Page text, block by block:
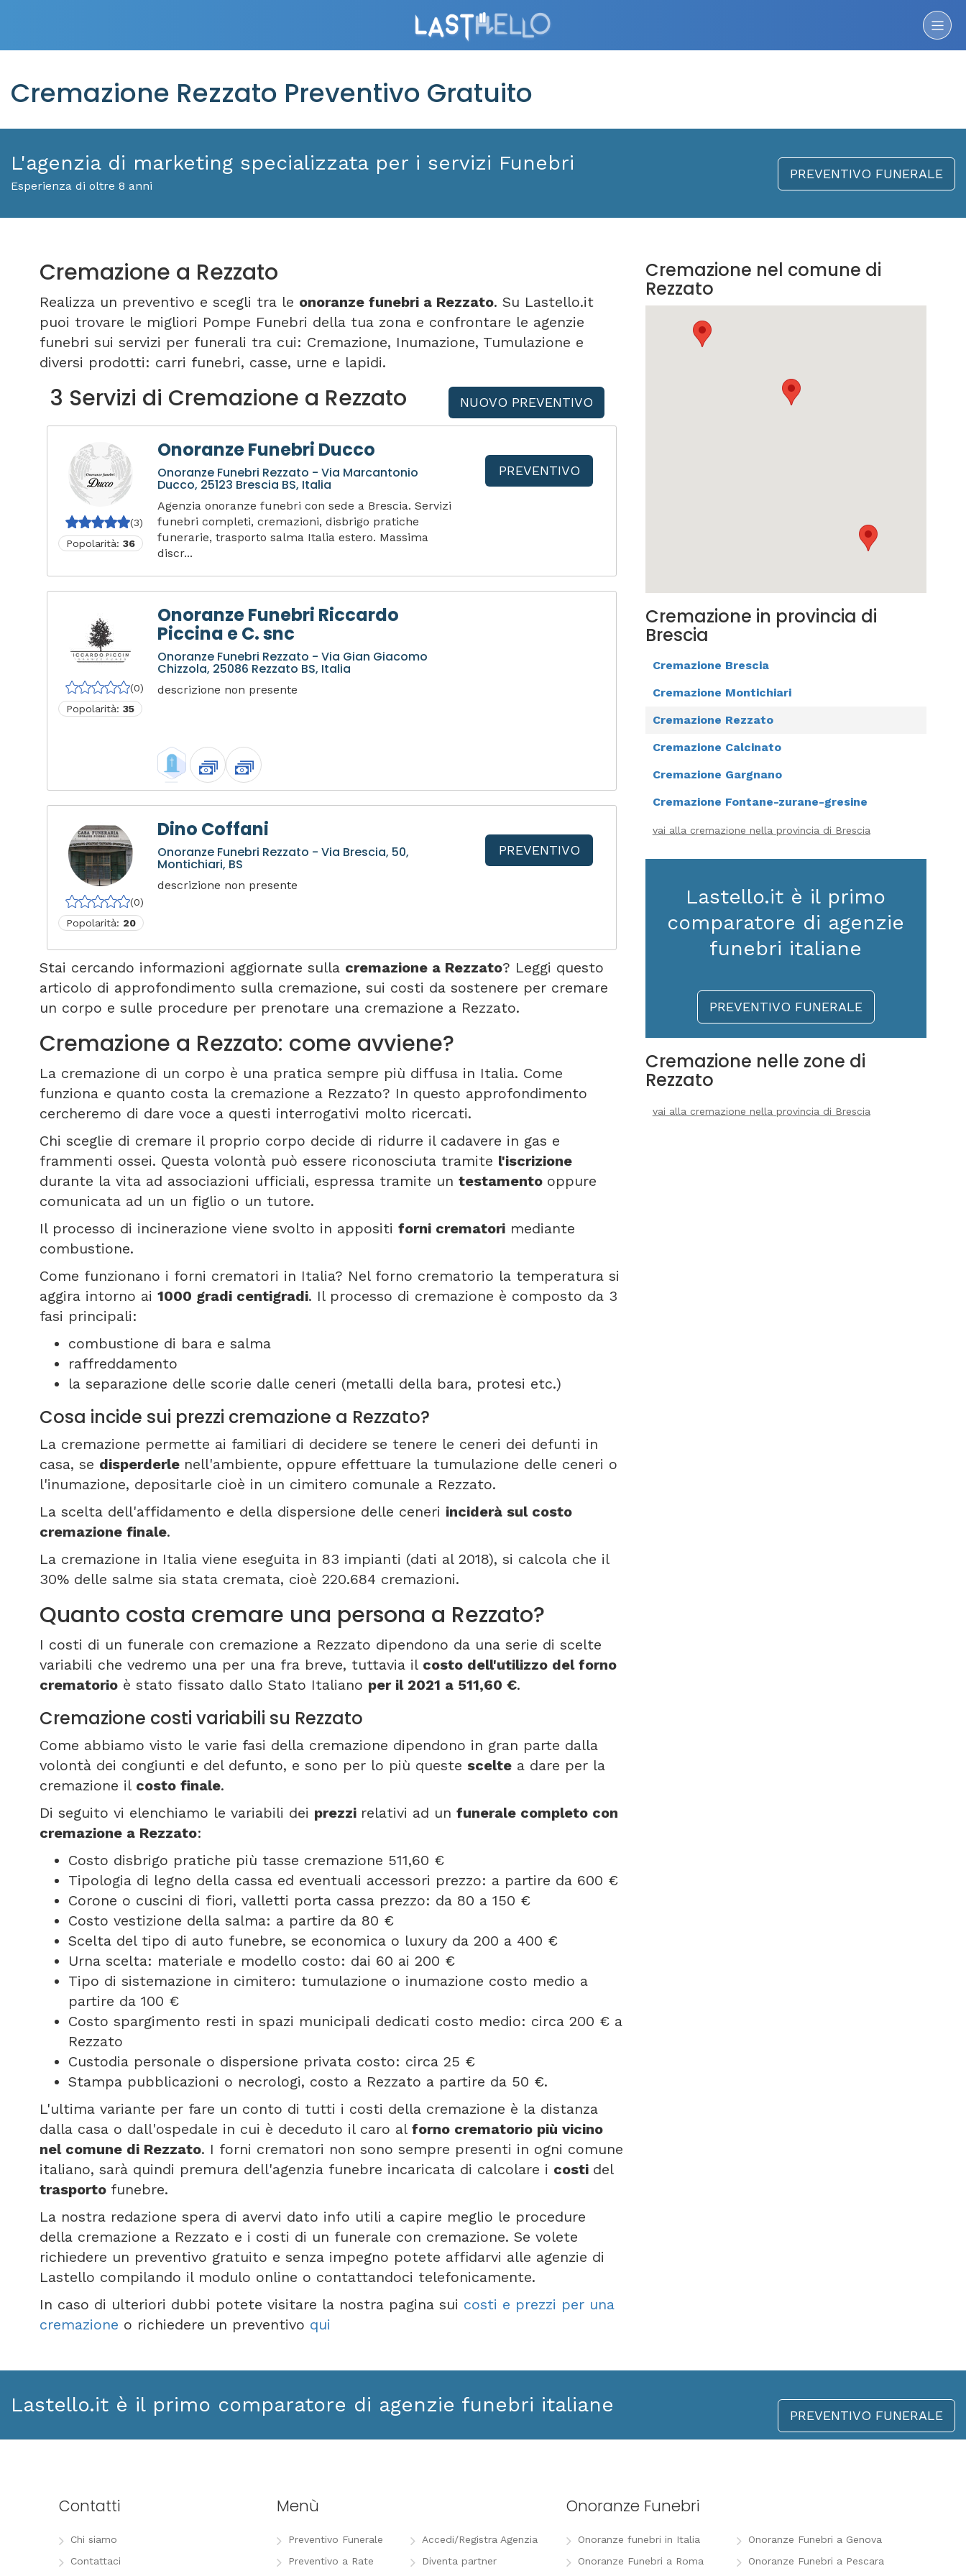
Cremazione Rezzato Preventivo Gratuito
L'agenzia di marketing specializzata per i servizi Funebri
Esperienza di oltre 8 anni
PREVENTIVO FUNERALE
Cremazione a Rezzato
Realizza un preventivo e scegli tra le onoranze funebri a Rezzato. Su Lastello.it
puoi trovare le migliori Pompe Funebri della tua zona e confrontare le agenzie
funebri sui servizi per funerali tra cui: Cremazione, Inumazione, Tumulazione e
diversi prodotti: carri funebri, casse, urne e lapidi.
3 Servizi di Cremazione a Rezzato NUOVO PREVENTIVO
(3)
Popolarità:36
Onoranze Funebri Ducco
Onoranze Funebri Rezzato - Via Marcantonio
Ducco, 25123 Brescia BS, Italia
Agenzia onoranze funebri con sede a Brescia. Servizi
funebri completi, cremazioni, disbrigo pratiche
funerarie, trasporto salma Italia estero. Massima
discr...
PREVENTIVO
(0)
Popolarità: 35
Onoranze Funebri Riccardo
Piccina e C. snc
Onoranze Funebri Rezzato - Via Gian Giacomo
Chizzola, 25086 Rezzato BS, Italia
descrizione non presente
(0)
Popolarità: 20
Dino Coffani
Onoranze Funebri Rezzato - Via Brescia, 50,
Montichiari, BS
descrizione non presente
PREVENTIVO
Stai cercando informazioni aggiornate sulla cremazione a Rezzato? Leggi questo
articolo di approfondimento sulla cremazione, sui costi da sostenere per cremare
un corpo e sulle procedure per prenotare una cremazione a Rezzato.
Cremazione a Rezzato: come avviene?
La cremazione di un corpo è una pratica sempre più diffusa in Italia. Come
funziona e quanto costa la cremazione a Rezzato? In questo approfondimento
cercheremo di dare voce a questi interrogativi molto ricercati.
Chi sceglie di cremare il proprio corpo decide di ridurre il cadavere in gas e
frammenti ossei. Questa volontà può essere riconosciuta tramite l'iscrizione
durante la vita ad associazioni ufficiali, espressa tramite un testamento oppure
comunicata ad un un figlio o un tutore.
Il processo di incinerazione viene svolto in appositi forni crematori mediante
combustione.
Come funzionano i forni crematori in Italia? Nel forno crematorio la temperatura si
aggira intorno ai 1000 gradi centigradi. Il processo di cremazione è composto da 3
fasi principali:
combustione di bara e salma
raffreddamento
la separazione delle scorie dalle ceneri (metalli della bara, protesi etc.)
Cosa incide sui prezzi cremazione a Rezzato?
La cremazione permette ai familiari di decidere se tenere le ceneri dei defunti in
casa, se disperderle nell'ambiente, oppure effettuare la tumulazione delle ceneri o
l'inumazione, depositarle cioè in un cimitero comunale a Rezzato.
La scelta dell'affidamento e della dispersione delle ceneri inciderà sul costo
cremazione finale.
La cremazione in Italia viene eseguita in 83 impianti (dati al 2018), si calcola che il
30% delle salme sia stata cremata, cioè 220.684 cremazioni.
Quanto costa cremare una persona a Rezzato?
I costi di un funerale con cremazione a Rezzato dipendono da una serie di scelte
variabili che vedremo una per una fra breve, tuttavia il costo dell'utilizzo del forno
crematorio è stato fissato dallo Stato Italiano per il 2021 a 511,60 €.
Cremazione costi variabili su Rezzato
Come abbiamo visto le varie fasi della cremazione dipendono in gran parte dalla
volontà dei congiunti e del defunto, e sono per lo più queste scelte a dare per la
cremazione il costo finale.
Di seguito vi elenchiamo le variabili dei prezzi relativi ad un funerale completo con
cremazione a Rezzato:
Costo disbrigo pratiche più tasse cremazione 511,60 €
Tipologia di legno della cassa ed eventuali accessori prezzo: a partire da 600 €
Corone o cuscini di fiori, valletti porta cassa prezzo: da 80 a 150 €
Costo vestizione della salma: a partire da 80 €
Scelta del tipo di auto funebre, se economica o luxury da 200 a 400 €
Urna scelta: materiale e modello costo: dai 60 ai 200 €
Tipo di sistemazione in cimitero: tumulazione o inumazione costo medio a
partire da 100 €
Costo spargimento resti in spazi municipali dedicati costo medio: circa 200 € a
Rezzato
Custodia personale o dispersione privata costo: circa 25 €
Stampa pubblicazioni o necrologi, costo a Rezzato a partire da 50 €.
L'ultima variante per fare un conto di tutti i costi della cremazione è la distanza
dalla casa o dall'ospedale in cui è deceduto il caro al forno crematorio più vicino
nel comune di Rezzato. I forni crematori non sono sempre presenti in ogni comune
italiano, sarà quindi premura dell'agenzia funebre incaricata di calcolare i costi del
trasporto funebre.
La nostra redazione spera di avervi dato info utili a capire meglio le procedure
della cremazione a Rezzato e i costi di un funerale con cremazione. Se volete
richiedere un preventivo gratuito e senza impegno potete affidarvi alle agenzie di
Lastello compilando il modulo online o contattandoci telefonicamente.
In caso di ulteriori dubbi potete visitare la nostra pagina sui costi e prezzi per una
cremazione o richiedere un preventivo qui
Cremazione nel comune di
Rezzato
Cremazione in provincia di
Brescia
Cremazione Brescia
Cremazione Montichiari
Cremazione Rezzato
Cremazione Calcinato
Cremazione Gargnano
Cremazione Fontane-zurane-gresine
vai alla cremazione nella provincia di Brescia
Lastello.it è il primo
comparatore di agenzie
funebri italiane
PREVENTIVO FUNERALE
Cremazione nelle zone di
Rezzato
vai alla cremazione nella provincia di Brescia
Lastello.it è il primo comparatore di agenzie funebri italiane PREVENTIVO FUNERALE
Contatti
Chi siamo
Contattaci
Menù
Preventivo Funerale
Preventivo a Rate
Accedi/Registra Agenzia
Diventa partner
Onoranze Funebri
Onoranze funebri in Italia
Onoranze Funebri a Roma
Onoranze Funebri a Genova
Onoranze Funebri a Pescara